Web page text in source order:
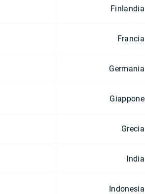
Finlandia
Francia
Germania
Giappone
Grecia
India
Indonesia